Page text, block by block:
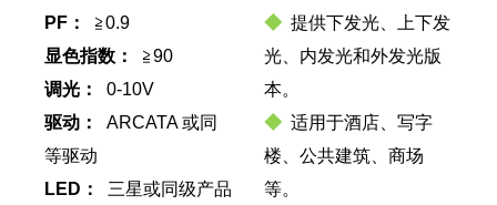
PF： ≧0.9
显色指数： ≧90
调光： 0-10V
驱动： ARCATA 或同
等驱动
LED： 三星或同级产品
◆提供下发光、上下发
光、内发光和外发光版
本。
◆适用于酒店、写字
楼、公共建筑、商场
等。